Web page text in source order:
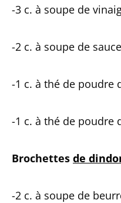
-3 c. à soupe de
-2 c. à soupe de
-1 c. à thé de poudre
-1 c. à thé de poudre
Brochettes de
-2 c. à soupe de